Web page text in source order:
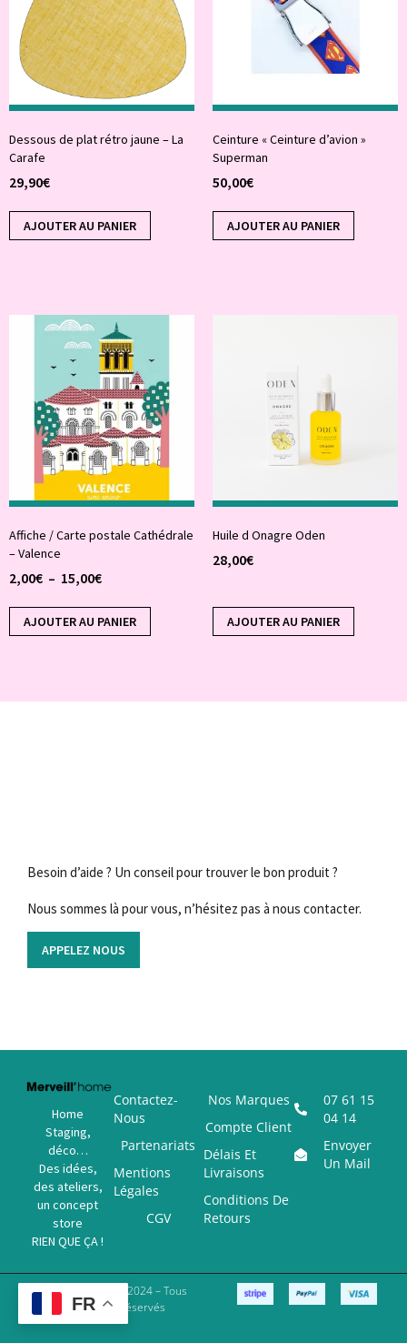
Dessous de plat rétro jaune – La
Carafe
29,90€
AJOUTER AU PANIER
Ceinture « Ceinture d’avion »
Superman
50,00€
AJOUTER AU PANIER
Affiche / Carte postale Cathédrale
– Valence
2,00€ – 15,00€
AJOUTER AU PANIER
Huile d Onagre Oden
28,00€
AJOUTER AU PANIER
Besoin d’aide ? Un conseil pour trouver le bon produit ?
Nous sommes là pour vous, n’hésitez pas à nous contacter.
APPELEZ NOUS
Home
Staging,
déco…
Des idées,
des ateliers,
un concept
store
RIEN QUE ÇA !
Contactez-
Nous
Partenariats
Mentions
Légales
CGV
Nos Marques
Compte Client
Délais Et
Livraisons
Conditions De
Retours
07 61 15
04 14
Envoyer
Un Mail
Copyright © 2024 – Tous
Droits Réservés
FR